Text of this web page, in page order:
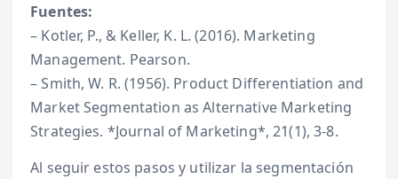
Fuentes:
– Kotler, P., & Keller, K. L. (2016). Marketing
Management. Pearson.
– Smith, W. R. (1956). Product Differentiation and
Market Segmentation as Alternative Marketing
Strategies. *Journal of Marketing*, 21(1), 3-8.
Al seguir estos pasos y utilizar la segmentación